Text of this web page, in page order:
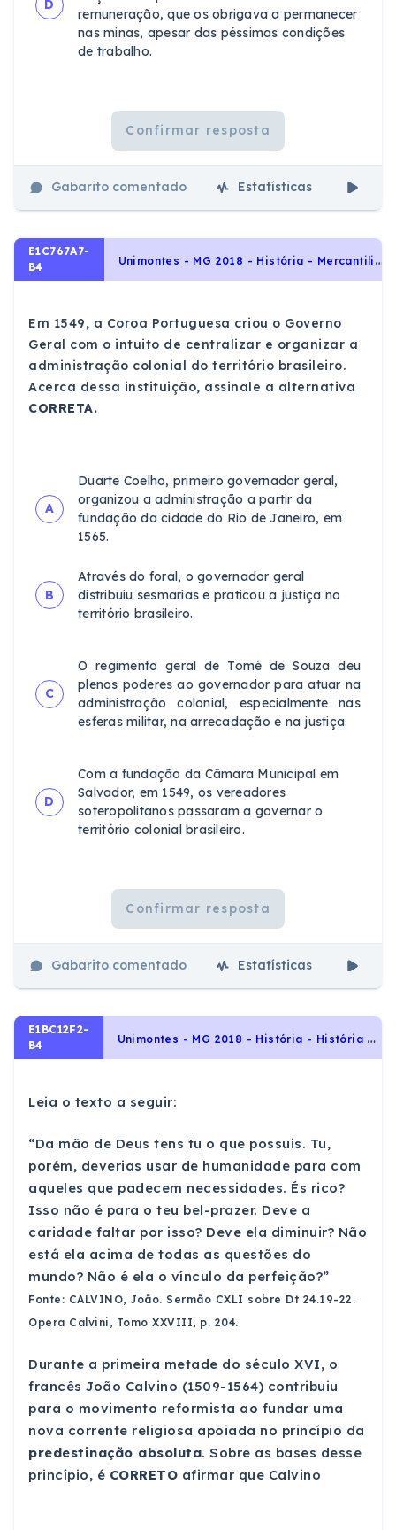
D
remuneração, que os obrigava a permanecer
nas minas, apesar das péssimas condições
de trabalho.
Confirmar resposta
Gabarito comentado Estatísticas
E1C767A7-
B4
U
nimontes - MG 2018 - História - Mercantilismo, Colonialismo e a ocupação portuguesa no Brasil, História do Brasil
Em 1549, a Coroa Portuguesa criou o Governo
Geral com o intuito de centralizar e organizar a
administração colonial do território brasileiro.
Acerca dessa instituição, assinale a alternativa
CORRETA.
A
Duarte Coelho, primeiro governador geral,
organizou a administração a partir da
fundação da cidade do Rio de Janeiro, em
1565.
B
Através do foral, o governador geral
distribuiu sesmarias e praticou a justiça no
território brasileiro.
C
O regimento geral de Tomé de Souza deu
plenos poderes ao governador para atuar na
administração colonial, especialmente nas
esferas militar, na arrecadação e na justiça.
D
Com a fundação da Câmara Municipal em
Salvador, em 1549, os vereadores
soteropolitanos passaram a governar o
território colonial brasileiro.
Confirmar resposta
Gabarito comentado Estatísticas
E1BC12F2-
B4
U
nimontes - MG 2018 - História - História Geral, Movimentos de Reforma Religiosa: protestantes e católicos
Leia o texto a seguir:
“Da mão de Deus tens tu o que possuis. Tu,
porém, deverias usar de humanidade para com
aqueles que padecem necessidades. És rico?
Isso não é para o teu bel-prazer. Deve a
caridade faltar por isso? Deve ela diminuir? Não
está ela acima de todas as questões do
mundo? Não é ela o vínculo da perfeição?”
Fonte: CALVINO, João. Sermão CXLI sobre Dt 24.19-22.
Opera Calvini, Tomo XXVIII, p. 204.
Durante a primeira metade do século XVI, o
francês João Calvino (1509-1564) contribuiu
para o movimento reformista ao fundar uma
nova corrente religiosa apoiada no princípio da
predestinação absoluta. Sobre as bases desse
princípio, é CORRETO afirmar que Calvino